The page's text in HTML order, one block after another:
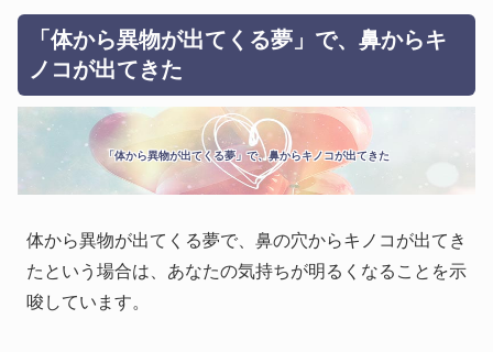
「体から異物が出てくる夢」で、鼻からキ
ノコが出てきた
「体から異物が出てくる夢」で、鼻からキノコが出てきた
体から異物が出てくる夢で、鼻の穴からキノコが出てき
たという場合は、あなたの気持ちが明るくなることを示
唆しています。